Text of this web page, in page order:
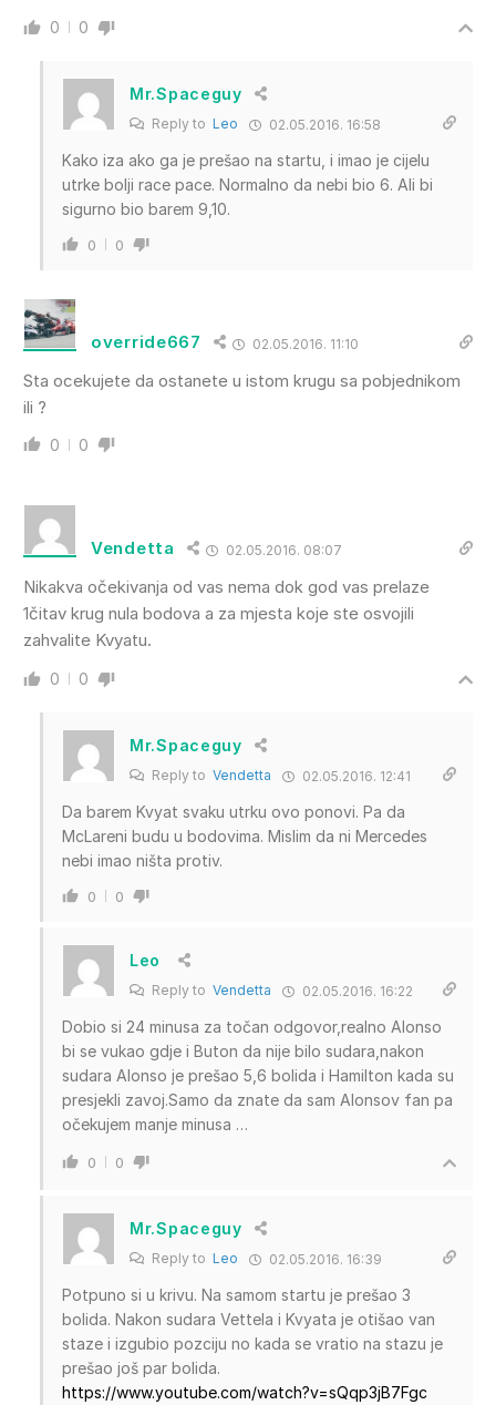
0 0
Mr.Spaceguy
Reply to Leo 02.05.2016. 16:58
Kako iza ako ga je prešao na startu, i imao je cijelu
utrke bolji race pace. Normalno da nebi bio 6. Ali bi
sigurno bio barem 9,10.
0 0
override667 02.05.2016. 11:10
Sta ocekujete da ostanete u istom krugu sa pobjednikom
ili ?
0 0
Vendetta 02.05.2016. 08:07
Nikakva očekivanja od vas nema dok god vas prelaze
1čitav krug nula bodova a za mjesta koje ste osvojili
zahvalite Kvyatu.
0 0
Mr.Spaceguy
Reply to Vendetta 02.05.2016. 12:41
Da barem Kvyat svaku utrku ovo ponovi. Pa da
McLareni budu u bodovima. Mislim da ni Mercedes
nebi imao ništa protiv.
0 0
Leo
Reply to Vendetta 02.05.2016. 16:22
Dobio si 24 minusa za točan odgovor,realno Alonso
bi se vukao gdje i Buton da nije bilo sudara,nakon
sudara Alonso je prešao 5,6 bolida i Hamilton kada su
presjekli zavoj.Samo da znate da sam Alonsov fan pa
očekujem manje minusa …
0 0
Mr.Spaceguy
Reply to Leo 02.05.2016. 16:39
Potpuno si u krivu. Na samom startu je prešao 3
bolida. Nakon sudara Vettela i Kvyata je otišao van
staze i izgubio pozciju no kada se vratio na stazu je
prešao još par bolida.
https://www.youtube.com/watch?v=sQqp3jB7Fgc